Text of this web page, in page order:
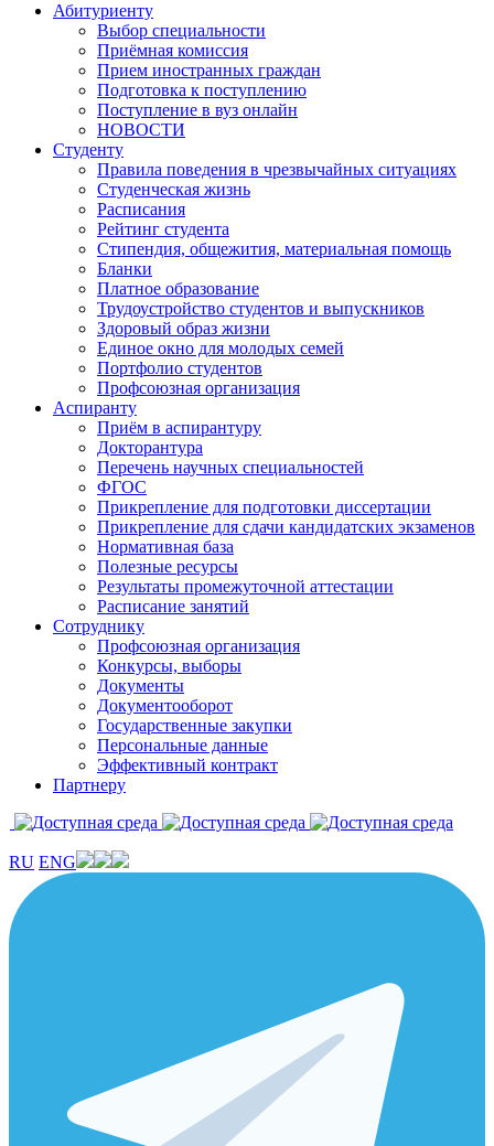
Абитуриенту
Выбор специальности
Приёмная комиссия
Прием иностранных граждан
Подготовка к поступлению
Поступление в вуз онлайн
НОВОСТИ
Студенту
Правила поведения в чрезвычайных ситуациях
Студенческая жизнь
Расписания
Рейтинг студента
Стипендия, общежития, материальная помощь
Бланки
Платное образование
Трудоустройство студентов и выпускников
Здоровый образ жизни
Единое окно для молодых семей
Портфолио студентов
Профсоюзная организация
Аспиранту
Приём в аспирантуру
Докторантура
Перечень научных специальностей
ФГОС
Прикрепление для подготовки диссертации
Прикрепление для сдачи кандидатских экзаменов
Нормативная база
Полезные ресурсы
Результаты промежуточной аттестации
Расписание занятий
Сотруднику
Профсоюзная организация
Конкурсы, выборы
Документы
Документооборот
Государственные закупки
Персональные данные
Эффективный контракт
Партнеру
RU ENG